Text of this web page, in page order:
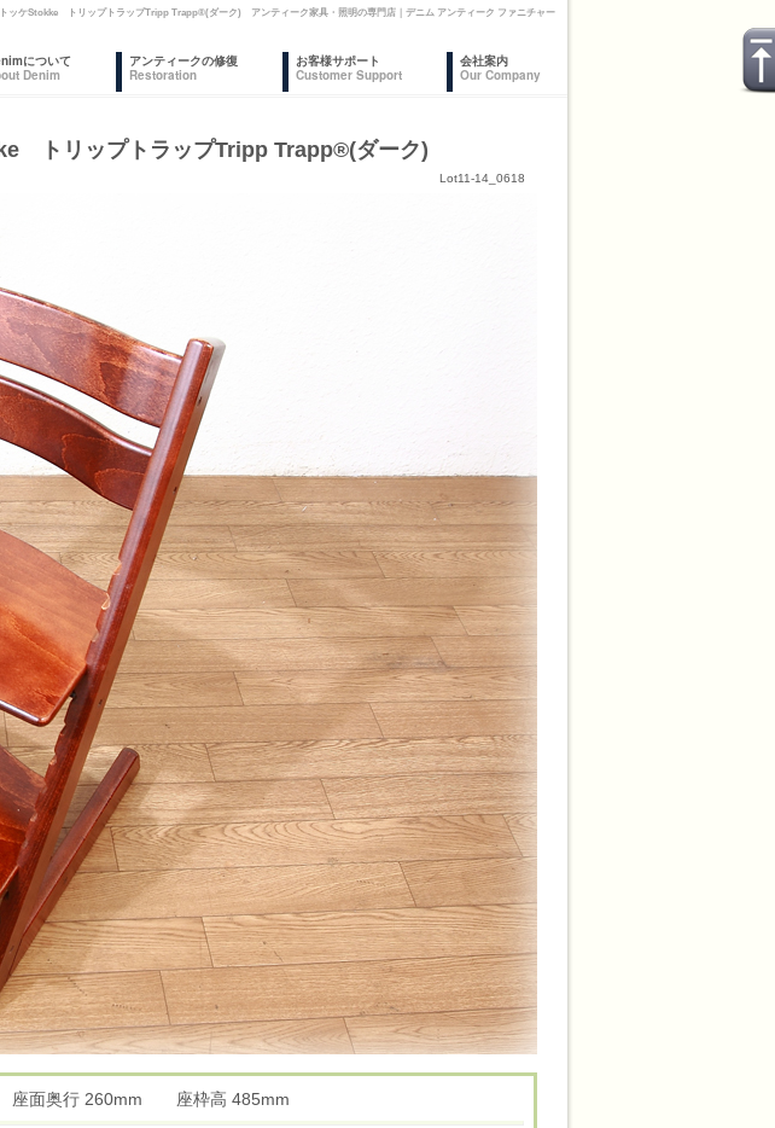
ッケStokke トリップトラップTripp Trapp®(ダーク) アンティーク家具・照明の専門店｜デニム アンティーク ファニチャー
について
Denim
アンティークの修復
Restoration
お客様サポート
Customer Support
会社案内
Our Company
トリップトラップTripp Trapp®(ダーク)
Lot11-14_0618
面奥行 260mm 座枠高 485mm